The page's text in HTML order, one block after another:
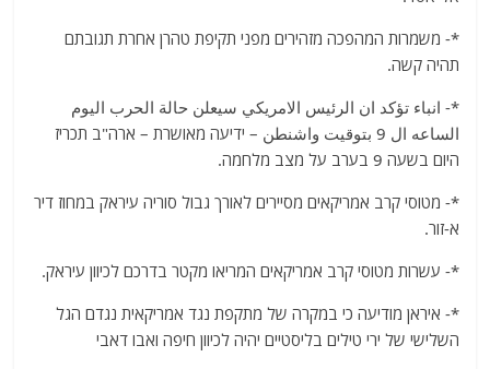
*- משמרות המהפכה מזהירים מפני תקיפת טהרן אחרת תגובתם
תהיה קשה.
*- انباء تؤكد ان الرئيس الامريكي سيعلن حالة الحرب اليوم
الساعه ال 9 بتوقيت واشنطن – ידיעה מאושרת – ארה"ב תכריז
היום בשעה 9 בערב על מצב מלחמה.
*- מטוסי קרב אמריקאים מסיירים לאורך גבול סוריה עיראק במחוז דיר
א-זור.
*- עשרות מטוסי קרב אמריקאים המריאו מקטר בדרכם לכיוון עיראק.
*- איראן מודיעה כי במקרה של מתקפת נגד אמריקאית נגדם הגל
השלישי של ירי טילים בליסטיים יהיה לכיוון חיפה ואבו דאבי